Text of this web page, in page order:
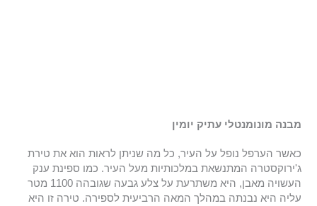
מבנה מונומנטלי עתיק יומין
כאשר הערפל נופל על העיר, כל מה שניתן לראות הוא את טירת
ג'ירוקסטרה המתנשאת במלכותיות מעל העיר. כמו ספינת ענק
העשויה מאבן, היא משתרעת על צלע גבעה שגובהה 1100 מטר
עליה היא נבנתה במהלך המאה הרביעית לספירה. טירה זו היא